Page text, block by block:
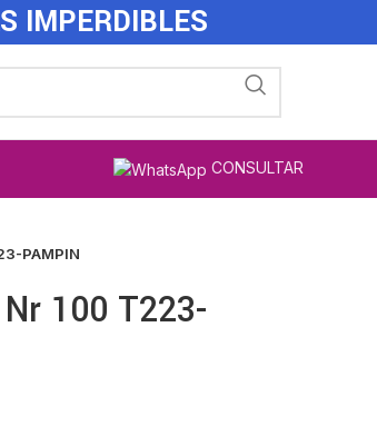
IMPERDIBLES
CONSULTAR
PAMPIN
100 T223-